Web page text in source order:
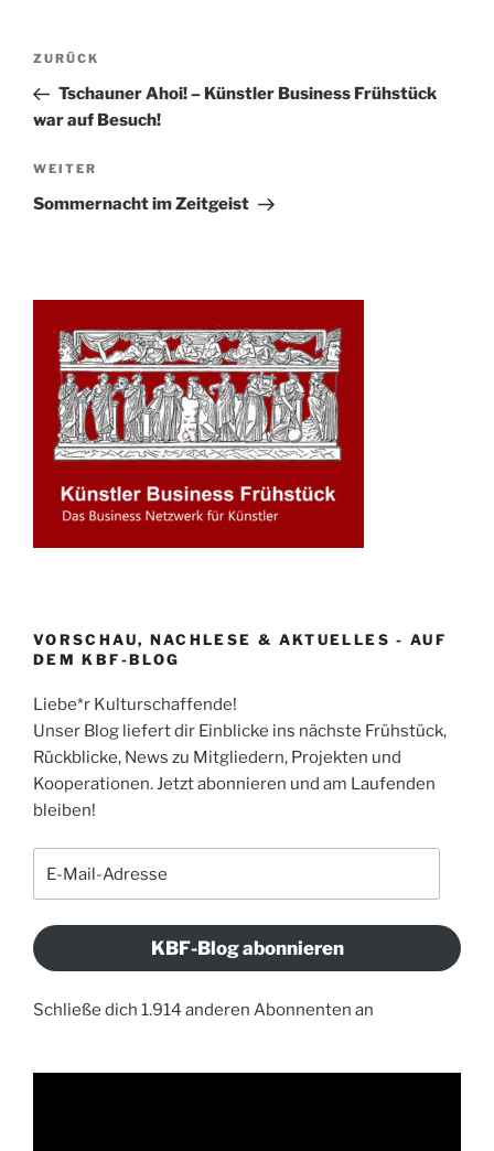
Beitrags-
Vorheriger
Beitrag
ZURÜCK
Tschauner Ahoi! – Künstler Business Frühstück
war auf Besuch!
Nächster
Beitrag
WEITER
Sommernacht im Zeitgeist
VORSCHAU, NACHLESE & AKTUELLES - AUF
DEM KBF-BLOG
Liebe*r Kulturschaffende!
Unser Blog liefert dir Einblicke ins nächste Frühstück,
Rückblicke, News zu Mitgliedern, Projekten und
Kooperationen. Jetzt abonnieren und am Laufenden
bleiben!
KBF-Blog abonnieren
Schließe dich 1.914 anderen Abonnenten an